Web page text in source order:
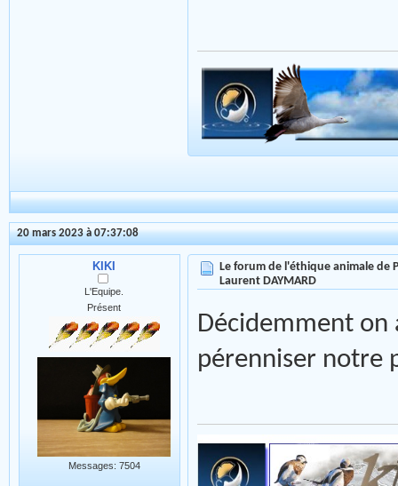
20 mars 2023 à 07:37:08
KIKI
L'Equipe.
Présent
Messages: 7504
Le forum de l'éthique animale de
Laurent DAYMARD
Décidemment
pérenniser notre